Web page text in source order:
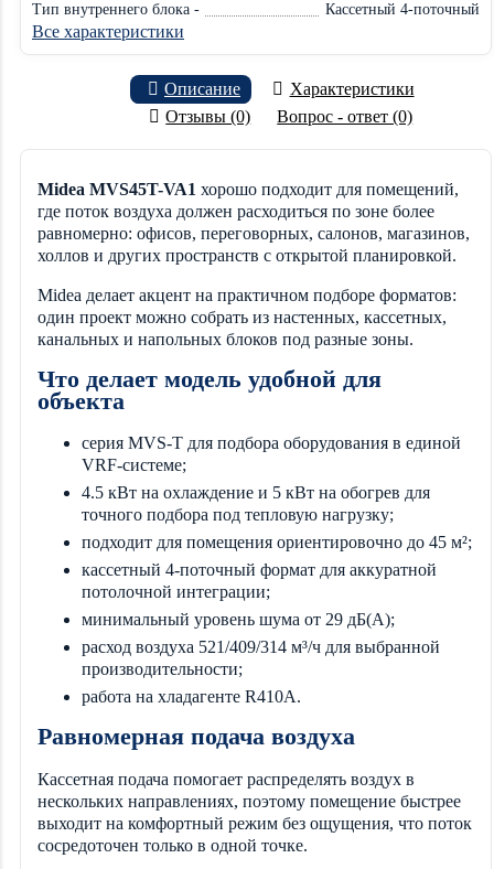
Тип внутреннего блока -
Кассетный 4-поточный
Все характеристики
Описание
Характеристики
Отзывы (0)
Вопрос - ответ (0)
Midea MVS45T-VA1 хорошо подходит для помещений,
где поток воздуха должен расходиться по зоне более
равномерно: офисов, переговорных, салонов, магазинов,
холлов и других пространств с открытой планировкой.
Midea делает акцент на практичном подборе форматов:
один проект можно собрать из настенных, кассетных,
канальных и напольных блоков под разные зоны.
Что делает модель удобной для
объекта
серия MVS-T для подбора оборудования в единой
VRF-системе;
4.5 кВт на охлаждение и 5 кВт на обогрев для
точного подбора под тепловую нагрузку;
подходит для помещения ориентировочно до 45 м²;
кассетный 4-поточный формат для аккуратной
потолочной интеграции;
минимальный уровень шума от 29 дБ(А);
расход воздуха 521/409/314 м³/ч для выбранной
производительности;
работа на хладагенте R410A.
Равномерная подача воздуха
Кассетная подача помогает распределять воздух в
нескольких направлениях, поэтому помещение быстрее
выходит на комфортный режим без ощущения, что поток
сосредоточен только в одной точке.